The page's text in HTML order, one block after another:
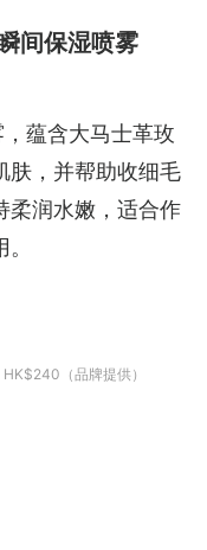
间保湿喷雾
蕴含大马士革玫
肤，并帮助收细毛
柔润水嫩，适合作
（品牌提供）